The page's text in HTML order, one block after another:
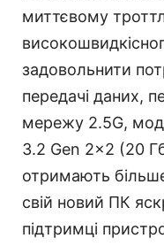
миттєвому
задовольнити
передачі даних,
мережу 2.5G,
3.2 Gen 2x2 (20
отримають
свій новий ПК
підтримці